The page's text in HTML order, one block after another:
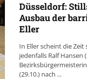
Düsseldorf:
Ausbau der
Eller
In Eller scheint die
jedenfalls Ralf Hansen
(29.10.) nach ...